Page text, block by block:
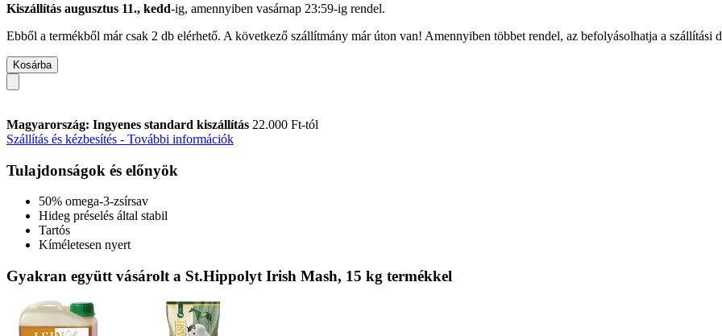
Kiszállítás augusztus 11., kedd-ig, amennyiben vasárnap 23:59-ig rendel.
Ebből a termékből már csak 2 db elérhető. A következő szállítmány már úton van! Amennyiben többet rendel, az befolyásolhatja a szállítási
Kosárba
Magyarország: Ingyenes standard kiszállítás 22.000 Ft-tól
Szállítás és kézbesítés - További információk
Tulajdonságok és előnyök
50% omega-3-zsírsav
Hideg préselés által stabil
Tartós
Kíméletesen nyert
Gyakran együtt vásárolt a St.Hippolyt Irish Mash, 15 kg termékkel